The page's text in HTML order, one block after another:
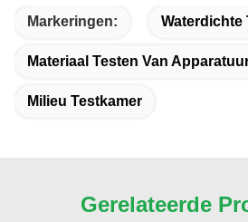
Markeringen: Waterdichte
Materiaal Testen Van
Milieu Testkamer
Gerelateerde